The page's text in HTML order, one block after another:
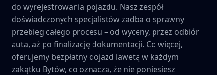
do wyrejestrowania pojazdu. Nasz zespół
doświadczonych specjalistów zadba o sprawny
przebieg całego procesu – od wyceny, przez odbiór
auta, aż po finalizację dokumentacji. Co więcej,
oferujemy bezpłatny dojazd lawetą w każdym
zakątku Bytów, co oznacza, że nie poniesiesz